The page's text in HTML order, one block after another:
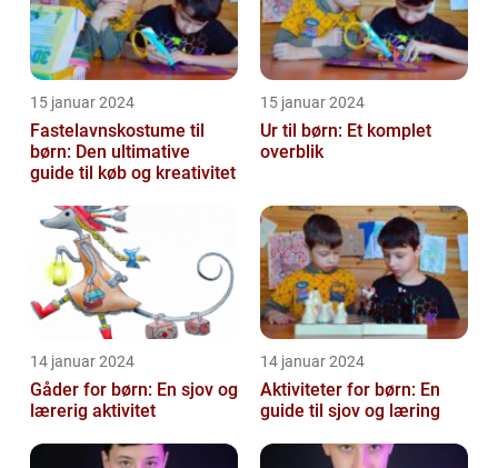
15 januar 2024
Fastelavnskostume til
børn: Den ultimative
guide til køb og kreativitet
15 januar 2024
Ur til børn: Et komplet
overblik
14 januar 2024
Gåder for børn: En sjov og
lærerig aktivitet
14 januar 2024
Aktiviteter for børn: En
guide til sjov og læring